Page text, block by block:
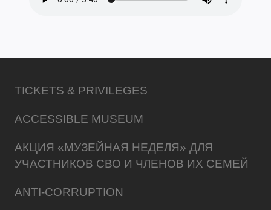
TICKETS & PRIVILEGES
ACCESSIBLE MUSEUM
АКЦИЯ «МУЗЕЙНАЯ НЕДЕЛЯ» ДЛЯ
УЧАСТНИКОВ СВО И ЧЛЕНОВ ИХ СЕМЕЙ
ANTI-CORRUPTION